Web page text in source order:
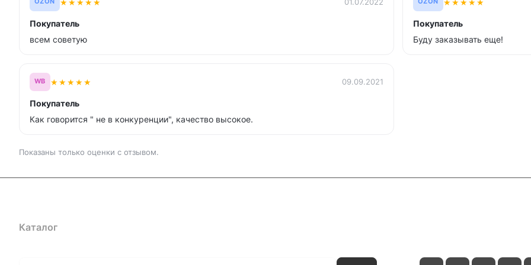
OZON 01.07.2022
Покупатель
всем советую
OZON
Покупатель
Буду заказывать еще!
WB ★★★★★ 09.09.2021
Покупатель
Как говорится " не в конкуренции", качество высокое.
Показаны только оценки с отзывом.
Каталог